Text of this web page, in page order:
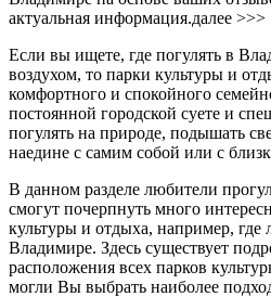
актуальная информация.далее >>>
Если вы ищете, где погулять в
воздухом, то парки культуры и
комфортного и спокойного
постоянной городской суете и
погулять на природе, подышать
наедине с самим собой или с
В данном разделе любители
смогут почерпнуть много
культуры и отдыха, например, где
Владимире. Здесь существует
расположения всех парков
могли Вы выбрать наиболее